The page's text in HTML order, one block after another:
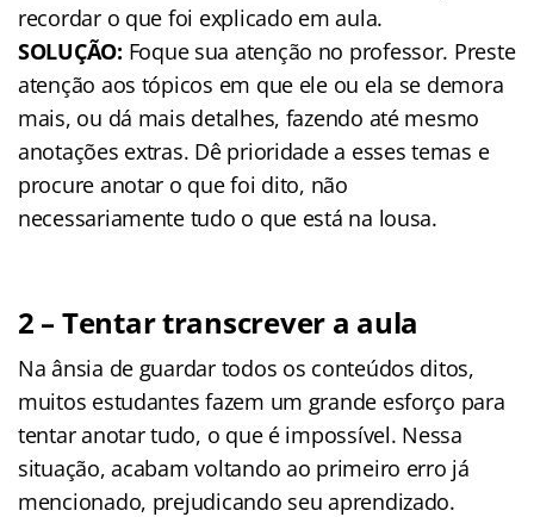
recordar o que foi explicado em aula.
SOLUÇÃO: Foque sua atenção no professor. Preste
atenção aos tópicos em que ele ou ela se demora
mais, ou dá mais detalhes, fazendo até mesmo
anotações extras. Dê prioridade a esses temas e
procure anotar o que foi dito, não
necessariamente tudo o que está na lousa.
2 – Tentar transcrever a aula
Na ânsia de guardar todos os conteúdos ditos,
muitos estudantes fazem um grande esforço para
tentar anotar tudo, o que é impossível. Nessa
situação, acabam voltando ao primeiro erro já
mencionado, prejudicando seu aprendizado.